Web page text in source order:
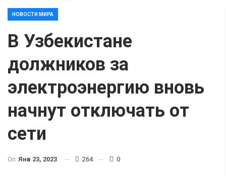
НОВОСТИ МИРА
В Узбекистане
должников за
электроэнергию вновь
начнут отключать от
сети
On Янв 23, 2023 264 0